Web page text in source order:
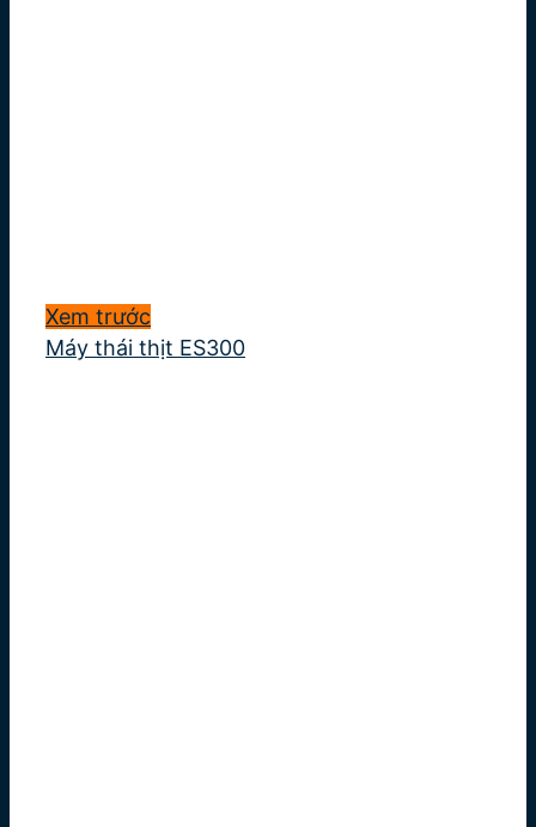
Xem trước
Máy thái thịt ES300